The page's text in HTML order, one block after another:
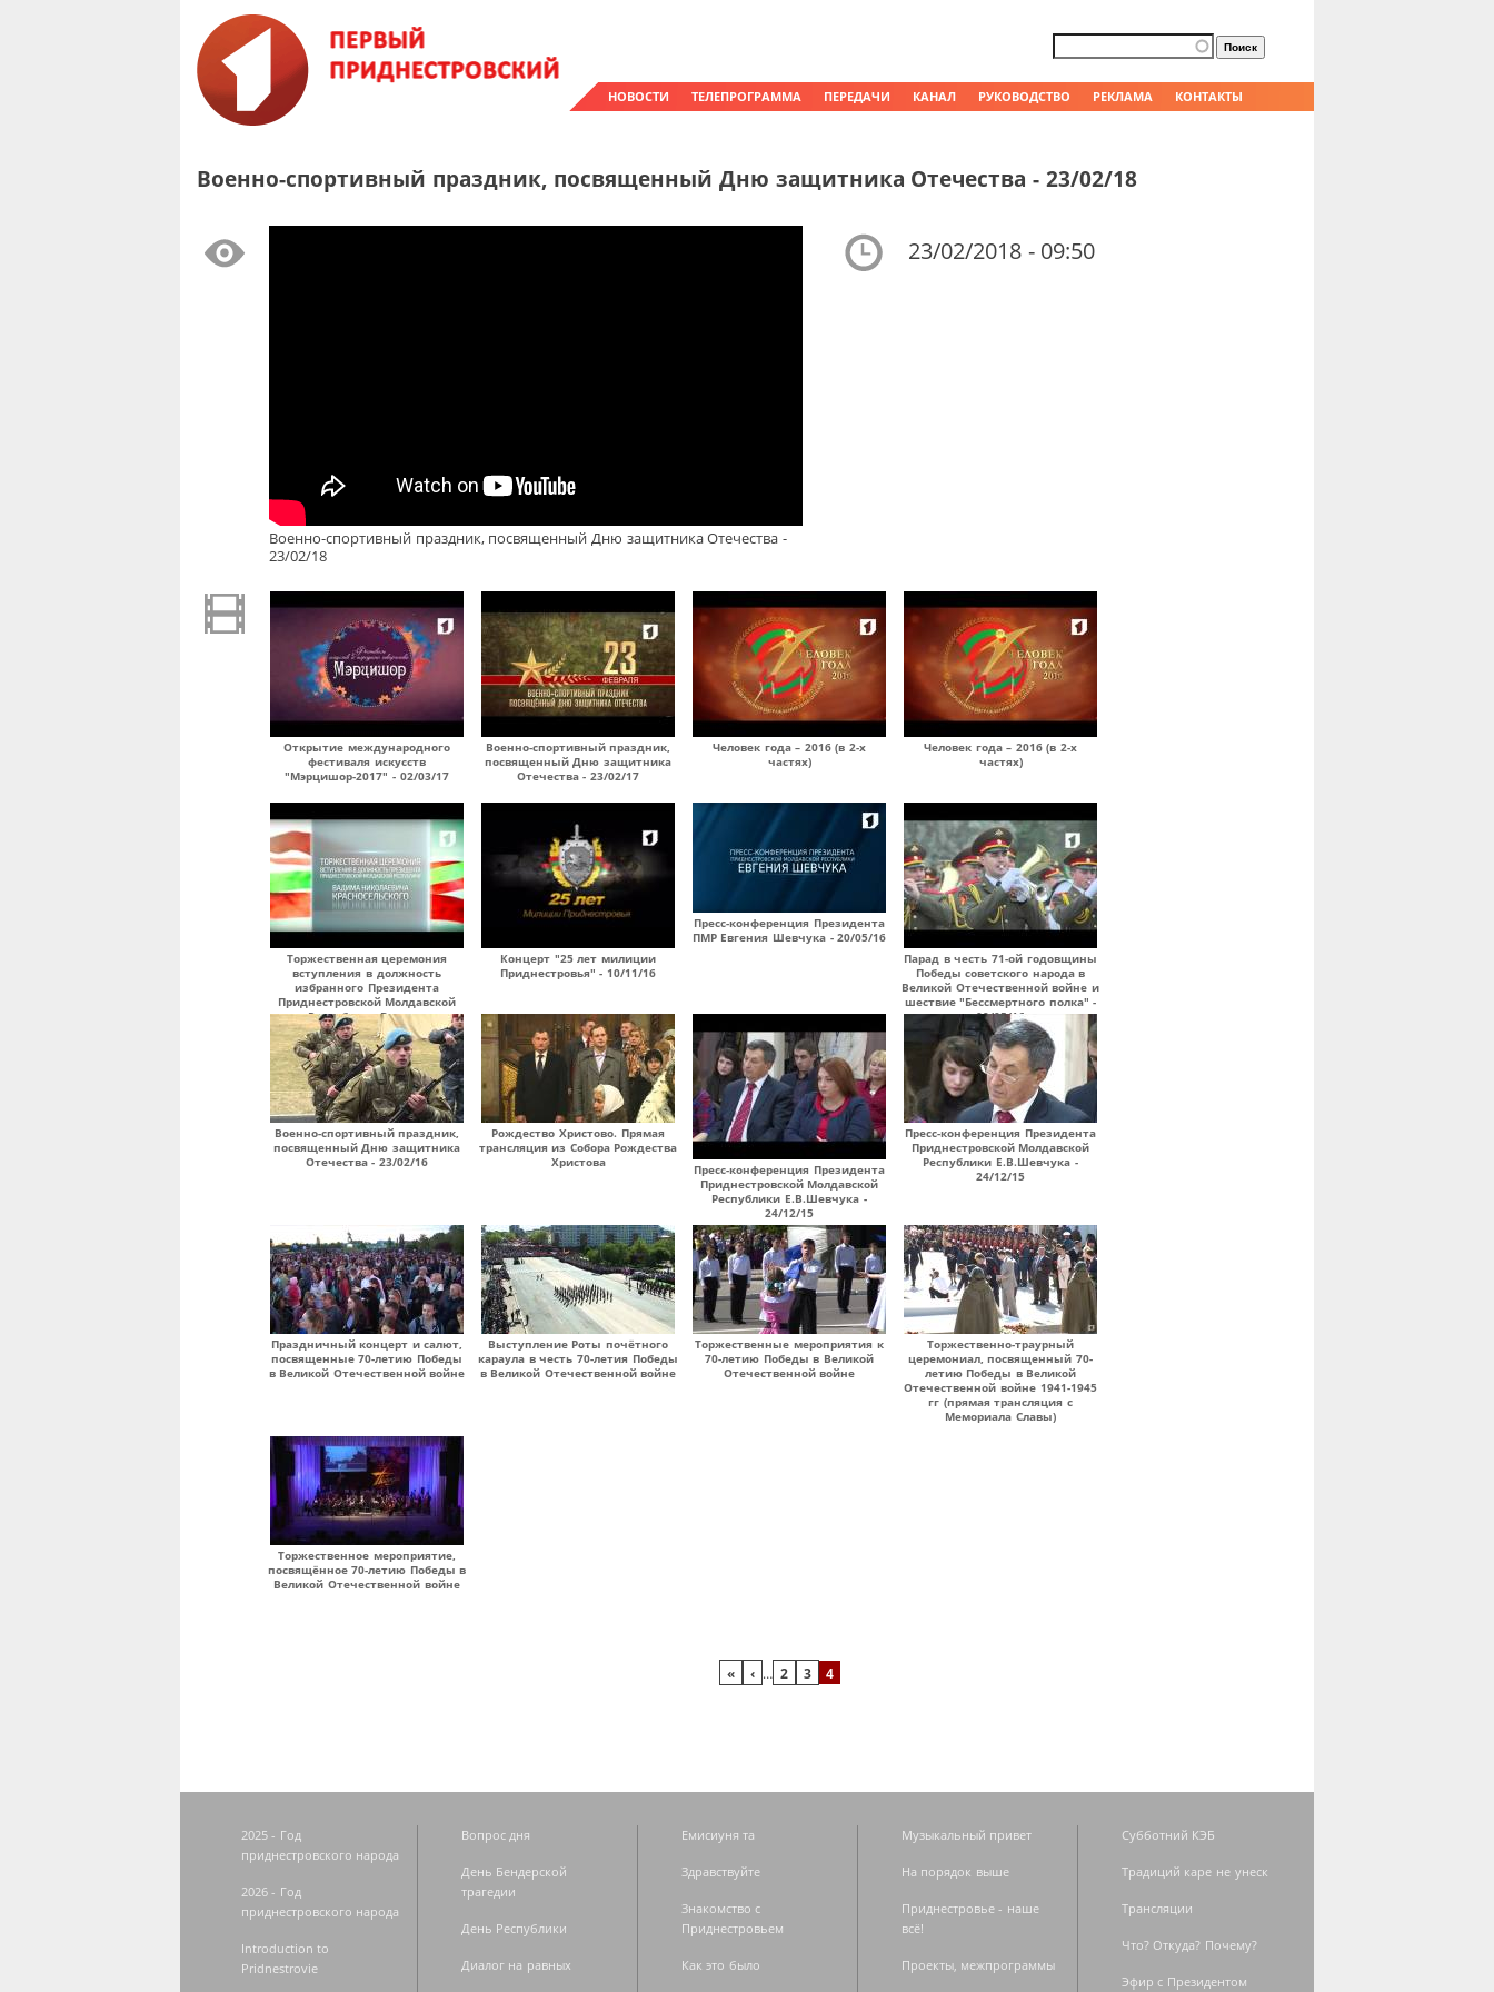
НОВОСТИ ТЕЛЕПРОГРАММА ПЕРЕДАЧИ КАНАЛ РУКОВОДСТВО РЕКЛАМА КОНТАКТЫ
Форма поиска
Поиск
Военно-спортивный праздник, посвященный Дню защитника Отечества - 23/02/18
Военно-спортивный праздник, посвященный Дню защитника Отечества -
23/02/18
23/02/2018 - 09:50
Открытие международного
фестиваля искусств
"Мэрцишор-2017" - 02/03/17
Военно-спортивный праздник,
посвященный Дню защитника
Отечества - 23/02/17
Человек года – 2016 (в 2-х
частях)
Человек года – 2016 (в 2-х
частях)
Торжественная церемония
вступления в должность
избранного Президента
Приднестровской Молдавской
Республики Вадима
Николаевича Красносельского -
16/12/16
Концерт "25 лет милиции
Приднестровья" - 10/11/16
Пресс-конференция Президента
ПМР Евгения Шевчука - 20/05/16
Парад в честь 71-ой годовщины
Победы советского народа в
Великой Отечественной войне и
шествие "Бессмертного полка" -
09/05/16
Военно-спортивный праздник,
посвященный Дню защитника
Отечества - 23/02/16
Рождество Христово. Прямая
трансляция из Собора Рождества
Христова
Пресс-конференция Президента
Приднестровской Молдавской
Республики Е.В.Шевчука -
24/12/15
Пресс-конференция Президента
Приднестровской Молдавской
Республики Е.В.Шевчука -
24/12/15
Праздничный концерт и салют,
посвященные 70-летию Победы
в Великой Отечественной войне
Выступление Роты почётного
караула в честь 70-летия Победы
в Великой Отечественной войне
Торжественные мероприятия к
70-летию Победы в Великой
Отечественной войне
Торжественно-траурный
церемониал, посвященный 70-
летию Победы в Великой
Отечественной войне 1941-1945
гг (прямая трансляция с
Мемориала Славы)
Торжественное мероприятие,
посвящённое 70-летию Победы в
Великой Отечественной войне
« ‹ … 2 3 4
2025 - Год
приднестровского народа
2026 - Год
приднестровского народа
Introduction to
Pridnestrovie
Вопрос дня
День Бендерской
трагедии
День Республики
Диалог на равных
Емисиуня та
Здравствуйте
Знакомство с
Приднестровьем
Как это было
Музыкальный привет
На порядок выше
Приднестровье - наше
всё!
Проекты, межпрограммы
Субботний КЭБ
Традиций каре не унеск
Трансляции
Что? Откуда? Почему?
Эфир с Президентом